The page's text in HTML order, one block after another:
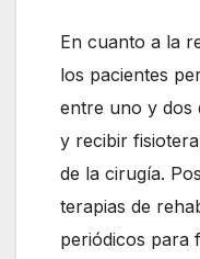
En cuanto a la
los pacientes
entre uno y dos
y recibir
de la cirugía.
terapias de
periódicos para